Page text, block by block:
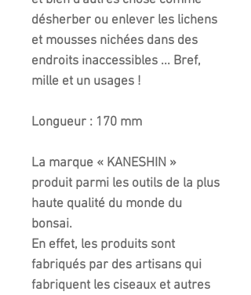
désherber ou enlever les lichens
et mousses nichées dans des
endroits inaccessibles ... Bref,
mille et un usages !
Longueur : 170 mm
La marque « KANESHIN »
produit parmi les outils de la plus
haute qualité du monde du
bonsai.
En effet, les produits sont
fabriqués par des artisans qui
fabriquent les ciseaux et autres